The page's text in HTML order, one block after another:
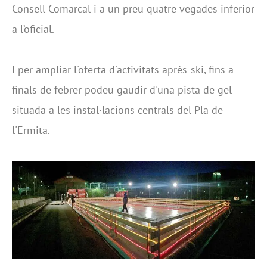
Consell Comarcal i a un preu quatre vegades inferior
a l’oficial.
I per ampliar l'oferta d'activitats après-ski, fins a
finals de febrer podeu gaudir d'una pista de gel
situada a les instal·lacions centrals del Pla de
l'Ermita.